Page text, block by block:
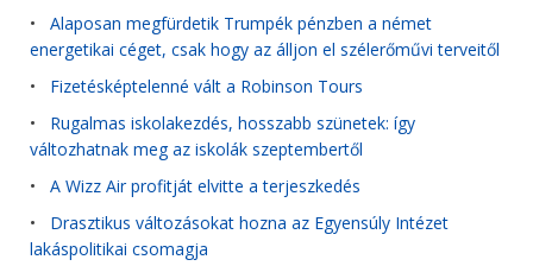
• Alaposan megfürdetik Trumpék pénzben a német
energetikai céget, csak hogy az álljon el szélerőművi terveitől
• Fizetésképtelenné vált a Robinson Tours
• Rugalmas iskolakezdés, hosszabb szünetek: így
változhatnak meg az iskolák szeptembertől
• A Wizz Air profitját elvitte a terjeszkedés
• Drasztikus változásokat hozna az Egyensúly Intézet
lakáspolitikai csomagja